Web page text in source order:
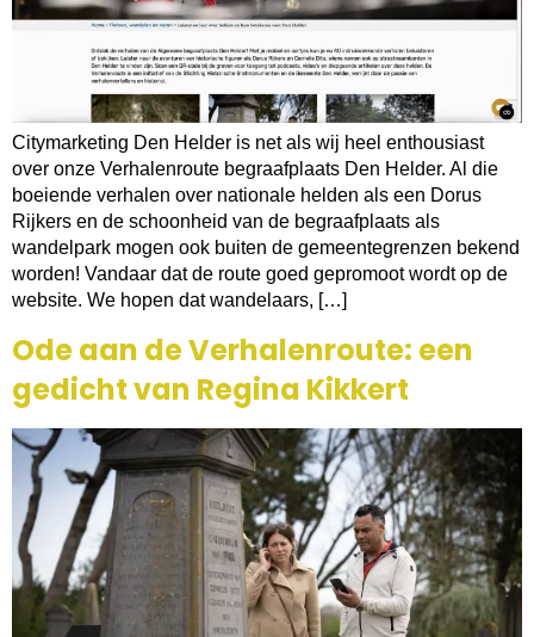
Citymarketing Den Helder is net als wij heel enthousiast
over onze Verhalenroute begraafplaats Den Helder. Al die
boeiende verhalen over nationale helden als een Dorus
Rijkers en de schoonheid van de begraafplaats als
wandelpark mogen ook buiten de gemeentegrenzen bekend
worden! Vandaar dat de route goed gepromoot wordt op de
website. We hopen dat wandelaars, […]
Ode aan de Verhalenroute: een
gedicht van Regina Kikkert